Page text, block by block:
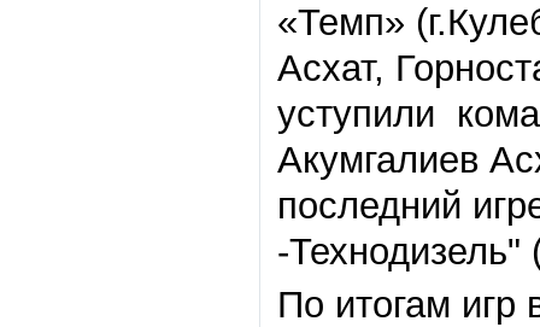
«Темп»
Асхат,
уступили
Акумгалиев
последний
-Технодизель"
По итогам игр